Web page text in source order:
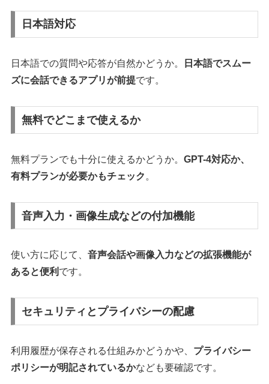
日本語対応
日本語での質問や応答が自然かどうか。
日本語でスムー
ズに会話できるアプリが前提です。
無料でどこまで使えるか
無料プランでも十分に使えるかどうか。GPT-4対応か、
有料プランが必要かもチェック 。
音声入力・画像生成などの付加機能
使い方に応じて、音声会話や画像入力などの拡張機能が
あると便利 です。
セキュリティとプライバシーの配慮
利用履歴が保存される仕組みかどうかや、 プライバシー
ポリシーが明記されているかなども要確認です。